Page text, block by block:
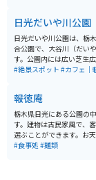
は持ち帰りもあるので、
日光だいや川公園
日光だいや川公園は、栃
合公園で、大谷川（だい
す。公園内には広い芝生
アがあり、家族連れや友
渡せます。春には新緑が
ます。 野菜直売所もあり、新鮮な地元の野菜や、お土産
などを買うこともできま
にもなっているので自然
クゴルフ場やテニスコー
が開催されることもあり
#絶景スポット #カフェ｜
報徳庵
栃木県日光にある公園の
す。建物は古民家風で、
選ぶことができます。お
は断然縁側！昔ながらの
#食事処 #麺類